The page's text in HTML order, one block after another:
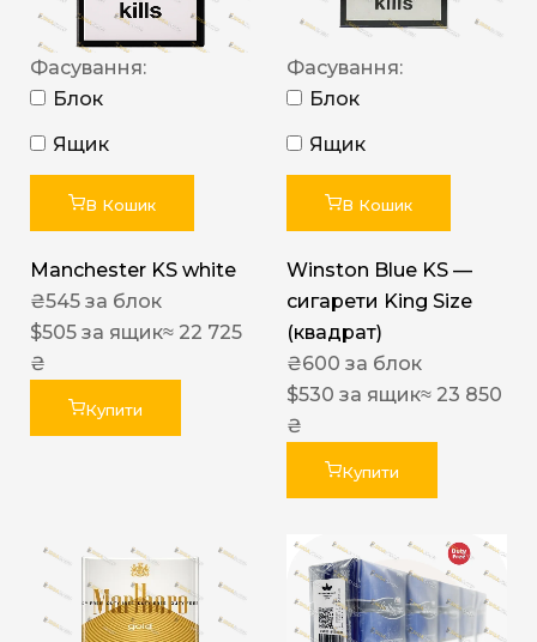
Фасування:
Блок
Ящик
В Кошик
Manchester KS white
₴545 за блок
$505 за ящик≈ 22 725
₴
Купити
Фасування:
Блок
Ящик
В Кошик
Winston Blue KS —
сигарети King Size
(квадрат)
₴600 за блок
$530 за ящик≈ 23 850
₴
Купити